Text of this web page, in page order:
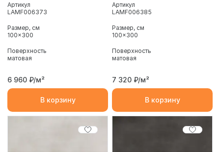
Артикул
LAMF006373
Размер, см
100x300
Поверхность
матовая
6 960 ₽/м²
В корзину
Артикул
LAMF006385
Размер, см
100x300
Поверхность
матовая
7 320 ₽/м²
В корзину